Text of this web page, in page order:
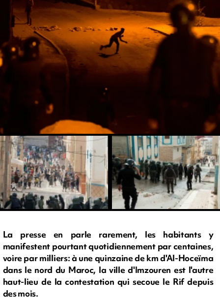
La presse en parle rarement, les habitants y
manifestent pourtant quotidiennement par centaines,
voire par milliers: à une quinzaine de km d'Al-Hoceïma
dans le nord du Maroc, la ville d'Imzouren est l'autre
haut-lieu de la contestation qui secoue le Rif depuis
des mois.